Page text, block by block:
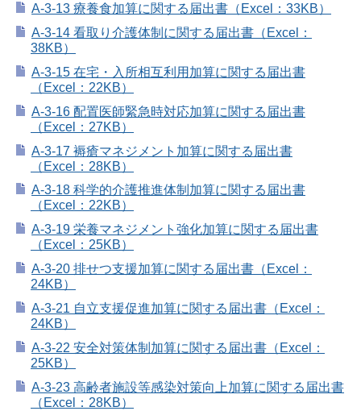
A-3-13 療養食加算に関する届出書（Excel：33KB）
A-3-14 看取り介護体制に関する届出書（Excel：
38KB）
A-3-15 在宅・入所相互利用加算に関する届出書
（Excel：22KB）
A-3-16 配置医師緊急時対応加算に関する届出書
（Excel：27KB）
A-3-17 褥瘡マネジメント加算に関する届出書
（Excel：28KB）
A-3-18 科学的介護推進体制加算に関する届出書
（Excel：22KB）
A-3-19 栄養マネジメント強化加算に関する届出書
（Excel：25KB）
A-3-20 排せつ支援加算に関する届出書（Excel：
24KB）
A-3-21 自立支援促進加算に関する届出書（Excel：
24KB）
A-3-22 安全対策体制加算に関する届出書（Excel：
25KB）
A-3-23 高齢者施設等感染対策向上加算に関する届出書
（Excel：28KB）